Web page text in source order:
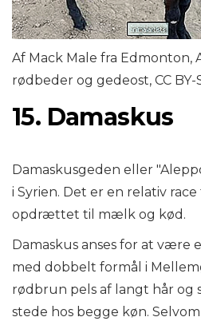
Af Mack Male fra Edmonton,
rødbeder og gedeost, CC BY-
15. Damaskus
Damaskusgeden eller
i Syrien. Det er en relativ
opdrættet til mælk og kød.
Damaskus anses for at være
med dobbelt formål i
rødbrun pels af langt hår og
stede hos begge køn.